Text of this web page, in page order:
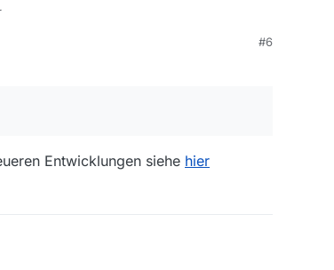
Logfile, den Du verwenden kannst.
#6
Entwicklungen siehe hier